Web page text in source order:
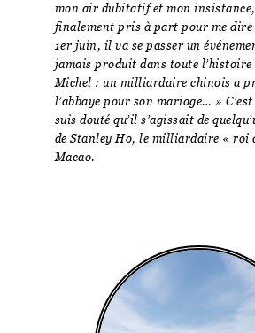
mon air dubitatif et mon insistance,
finalement pris à part pour me
1er juin, il va se passer un
jamais produit dans toute
Michel : un milliardaire chinois a
l’abbaye pour son mariage… »
suis douté qu’il s’agissait de
de Stanley Ho, le milliardaire « roi
Macao.